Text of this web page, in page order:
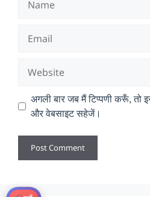
अगली बार जब मैं टिप्पणी करूँ, तो
और वेबसाइट सहेजें।